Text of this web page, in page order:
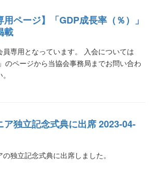
用ページ】「GDP成長率（％）」
載
員専用となっています。 入会については
のページから当協会事務局までお問い合わ
ア独立記念式典に出席 2023-04-
の独立記念式典に出席しました。